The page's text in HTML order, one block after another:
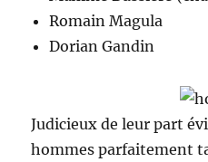
Romain Magula
Dorian Gandin
Judicieux de leur part
hommes parfaitement